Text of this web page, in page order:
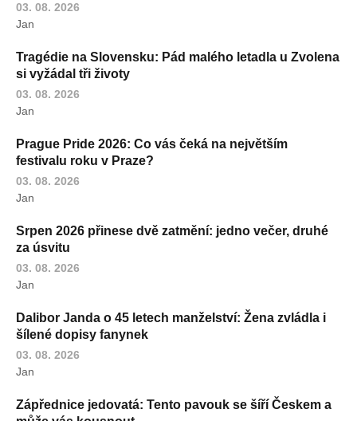
03. 08. 2026
Jan
Tragédie na Slovensku: Pád malého letadla u Zvolena
si vyžádal tři životy
03. 08. 2026
Jan
Prague Pride 2026: Co vás čeká na největším
festivalu roku v Praze?
03. 08. 2026
Jan
Srpen 2026 přinese dvě zatmění: jedno večer, druhé
za úsvitu
03. 08. 2026
Jan
Dalibor Janda o 45 letech manželství: Žena zvládla i
šílené dopisy fanynek
03. 08. 2026
Jan
Zápřednice jedovatá: Tento pavouk se šíří Českem a